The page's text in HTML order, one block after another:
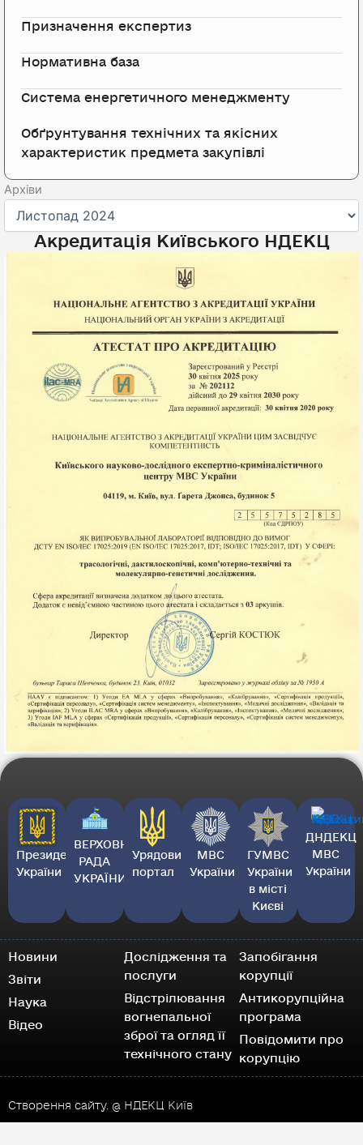
Призначення експертиз
Нормативна база
Система енергетичного менеджменту
Обґрунтування технічних та якісних
характеристик предмета закупівлі
Архіви
Архіви
Акредитація Київського НДЕКЦ
Президент
України
ВЕРХОВНА
РАДА
УКРАЇНИ
Урядовий
портал
МВС
України
ГУМВС
України
в місті
Києві
ДНДЕКЦ
МВС
України
Новини
Звіти
Наука
Відео
Дослідження та
послуги
Відстрілювання
вогнепальної
зброї та огляд її
технічного стану
Запобігання
корупції
Антикорупційна
програма
Повідомити про
корупцію
Створення сайту. @ НДЕКЦ Київ